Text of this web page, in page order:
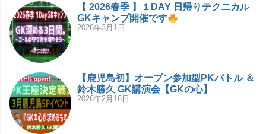
【 2026春季 】１DAY 日帰りテクニカル
GKキャンプ開催です
2026年3月1日
【鹿児島初】オープン参加型PKバトル ＆
鈴木勝久 GK講演会【GKの心】
2026年2月16日